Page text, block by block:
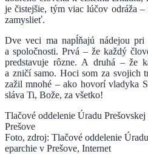
je čistejšie, tým viac lúčov odráža
zamyslieť.
Dve veci ma napĺňajú nádejou
a spoločnosti. Prvá – že každý
predstavuje rôzne. A druhá – že
a zničí samo. Hoci som za svojich
zažil mnohé – ako hovorí vladyka
sláva Ti, Bože, za všetko!
Tlačové oddelenie Úradu
Prešove
Foto, zdroj: Tlačové oddelenie
eparchie v Prešove, Internet